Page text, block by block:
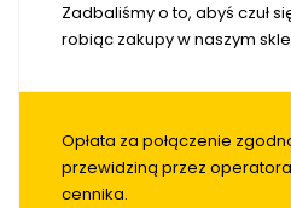
Zadbaliśmy o to, abyś czuł
robiąc zakupy w naszym
Opłata za połączenie
przewidziną przez
cennika.